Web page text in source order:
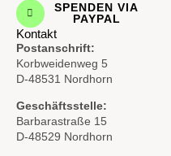
SPENDEN VIA
PAYPAL
Kontakt
Postanschrift:
Korbweidenweg 5
D-48531 Nordhorn
Geschäftsstelle:
Barbarastraße 15
D-48529 Nordhorn